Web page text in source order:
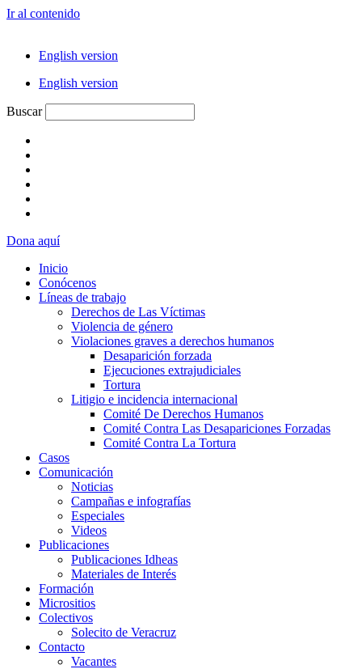
Ir al contenido
English version
English version
Buscar
Dona aquí
Inicio
Conócenos
Líneas de trabajo
Derechos de Las Víctimas
Violencia de género
Violaciones graves a derechos humanos
Desaparición forzada​
Ejecuciones extrajudiciales
Tortura
Litigio e incidencia internacional
Comité De Derechos Humanos​
Comité Contra Las Desapariciones Forzadas
Comité Contra La Tortura​
Casos
Comunicación
Noticias
Campañas e infografías
Especiales
Videos
Publicaciones
Publicaciones Idheas
Materiales de Interés
Formación
Micrositios
Colectivos
Solecito de Veracruz
Contacto
Vacantes